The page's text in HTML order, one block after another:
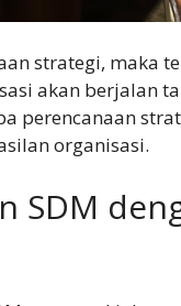
strategi, maka
akan berjalan
perencanaan
organisasi.
SDM